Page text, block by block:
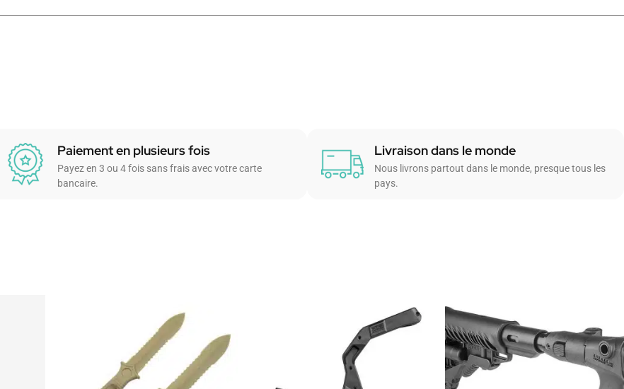
Paiement en plusieurs fois
Payez en 3 ou 4 fois sans frais avec votre carte
bancaire.
Livraison dans le monde
Nous livrons partout dans le monde, presque tous les
pays.